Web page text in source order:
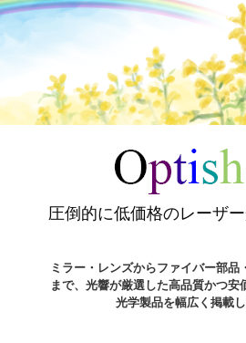
圧倒的に低価格のレーザ
ミラー・レンズからファイバー部品
まで、光響が厳選した高品質かつ安
光学製品を幅広く掲載